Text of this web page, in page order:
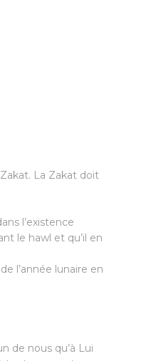
La Zakat doit
l’existence
le hawl et qu’il en
l’année lunaire en
de nous qu’à Lui